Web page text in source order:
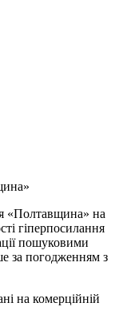
«Полтавщина» на
гіперпосилання
пошуковими
за погодженням з
на комерційній